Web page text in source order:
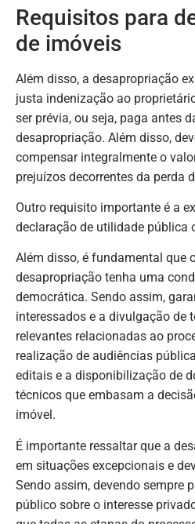
Requisitos para
de imóveis
Além disso, a desapropriação
justa indenização ao
ser prévia, ou seja, paga antes
desapropriação. Além disso,
compensar integralmente o
prejuízos decorrentes da perda
Outro requisito importante é a
declaração de utilidade pública
Além disso, é fundamental que
desapropriação tenha uma
democrática. Sendo assim,
interessados e a divulgação de
relevantes relacionadas ao
realização de audiências
editais e a disponibilização de
técnicos que embasam a
imóvel.
É importante ressaltar que a
em situações excepcionais e
Sendo assim, devendo sempre
público sobre o interesse